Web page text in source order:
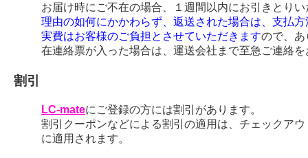
お届け時にご不在の場合、１週間以内にお引きとり
理由の如何にかかわらず、返送された場合は、支払
実費はお客様のご負担とさせていただきますので、あ
在連絡票が入った場合は、運送会社まで至急ご連絡
割引
LC-mateにご登録の方には割引があります。
割引クーポンなどによる割引の適用は、チェックア
に適用されます。